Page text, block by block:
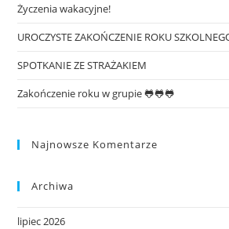
Życzenia wakacyjne!
UROCZYSTE ZAKOŃCZENIE ROKU
SPOTKANIE ZE STRAŻAKIEM
Zakończenie roku w grupie 🐸🐸🐸
Najnowsze Komentarze
Archiwa
lipiec 2026